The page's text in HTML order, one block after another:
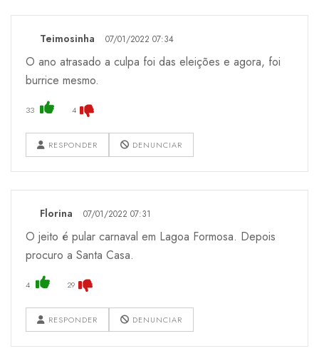
Teimosinha 07/01/2022 07:34
O ano atrasado a culpa foi das eleições e agora, foi
burrice mesmo.
33 4
RESPONDER DENUNCIAR
Florina 07/01/2022 07:31
O jeito é pular carnaval em Lagoa Formosa. Depois
procuro a Santa Casa.
4 29
RESPONDER DENUNCIAR